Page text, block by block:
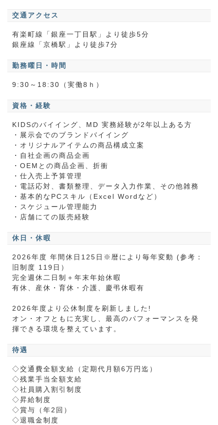
交通アクセス
有楽町線「銀座一丁目駅」より徒歩5分
銀座線「京橋駅」より徒歩7分
勤務曜日・時間
9:30～18:30（実働8ｈ）
資格・経験
KIDSのバイイング、MD 実務経験が2年以上ある方
・展示会でのブランドバイイング
・オリジナルアイテムの商品構成立案
・自社企画の商品企画
・OEMとの商品企画、折衝
・仕入売上予算管理
・電話応対、書類整理、データ入力作業、その他雑務
・基本的なPCスキル（Excel Wordなど）
・スケジュール管理能力
・店舗にての販売経験
休日・休暇
2026年度 年間休日125日※暦により毎年変動 (参考：
旧制度 119日）
完全週休二日制＋年末年始休暇
有休、産休・育休・介護、慶弔休暇有
2026年度より公休制度を刷新しました!
オン・オフともに充実し、最高のパフォーマンスを発
揮できる環境を整えています。
待遇
◇交通費全額支給（定期代月額6万円迄）
◇残業手当全額支給
◇社員購入割引制度
◇昇給制度
◇賞与（年2回）
◇退職金制度